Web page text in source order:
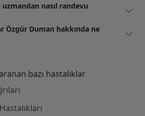
nasıl randevu
Özgür Duman hakkında ne
bazı hastalıklar